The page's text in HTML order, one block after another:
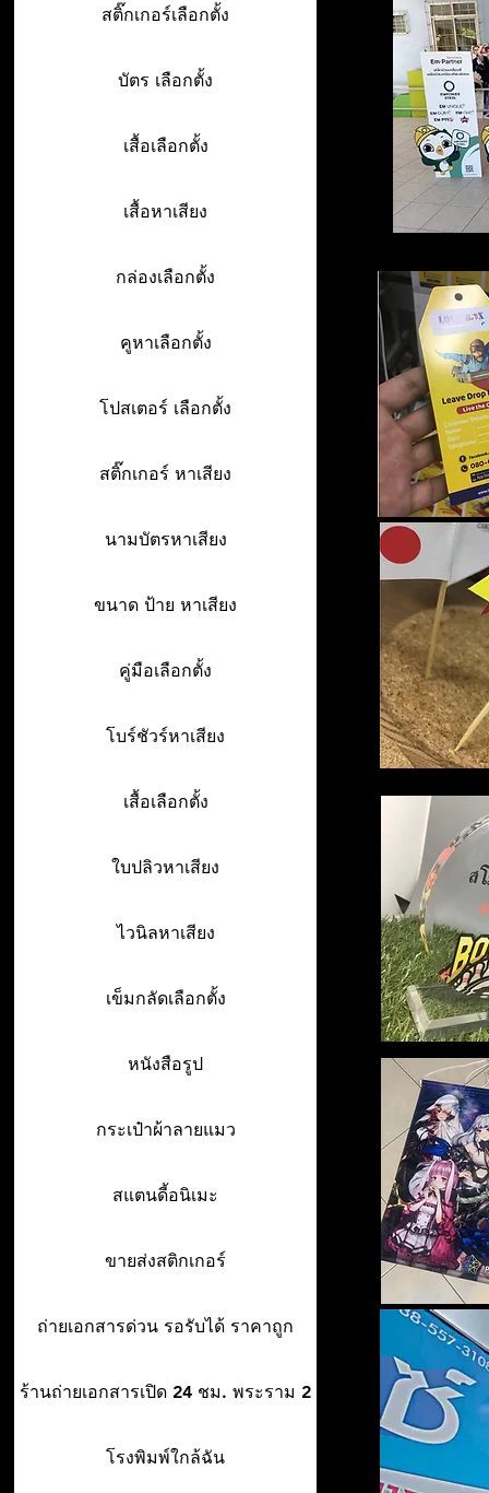
สติ๊กเกอร์เลือกตั้ง
บัตร เลือกตั้ง
เสื้อเลือกตั้ง
เสื้อหาเสียง
กล่องเลือกตั้ง
คูหาเลือกตั้ง
โปสเตอร์ เลือกตั้ง
สติ๊กเกอร์ หาเสียง
นามบัตรหาเสียง
ขนาด ป้าย หาเสียง
คู่มือเลือกตั้ง
โบร์ชัวร์หาเสียง
เสื้อเลือกตั้ง
ใบปลิวหาเสียง
ไวนิลหาเสียง
เข็มกลัดเลือกตั้ง
หนังสือรูป
กระเป๋าผ้าลายแมว
สแตนดี้อนิเมะ
ขายส่งสติกเกอร์
ถ่ายเอกสารด่วน รอรับได้ ราคาถูก
ร้านถ่ายเอกสารเปิด 24 ชม. พระราม 2
โรงพิมพ์ใกล้ฉัน